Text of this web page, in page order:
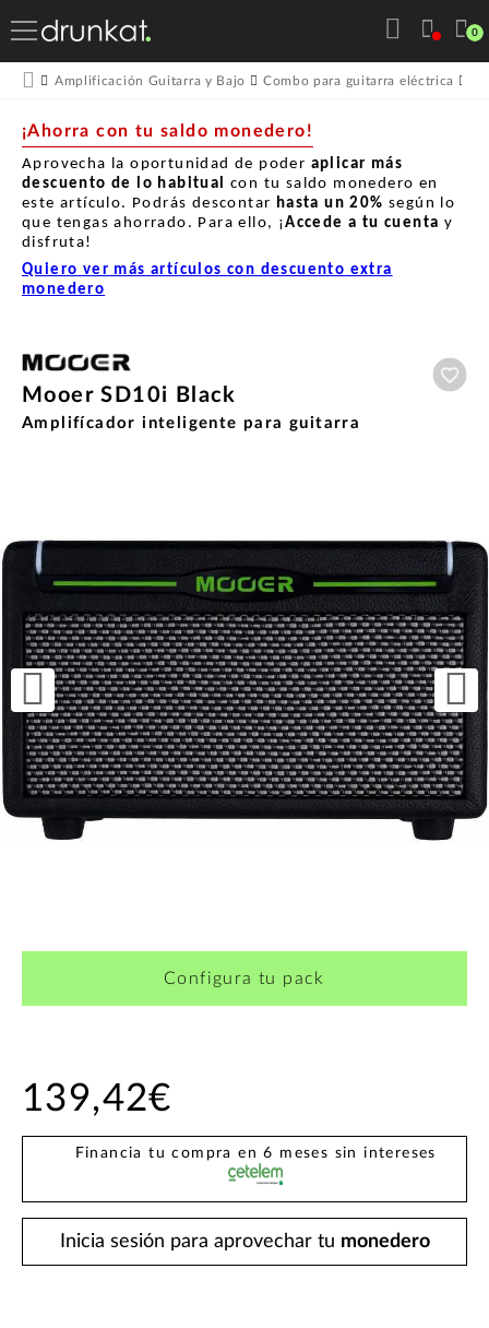
0
Amplificación Guitarra y Bajo Combo para guitarra eléctrica
¡Ahorra con tu saldo monedero!
Aprovecha la oportunidad de poder aplicar más
descuento de lo habitual con tu saldo monedero en
este artículo. Podrás descontar hasta un 20% según lo
que tengas ahorrado. Para ello, ¡Accede a tu cuenta y
disfruta!
Quiero ver más artículos con descuento extra
monedero
Mooer SD10i Black
Amplifícador inteligente para guitarra
Configura tu pack
139,42€
Financia tu compra en 6 meses sin intereses
Inicia sesión para aprovechar tu monedero